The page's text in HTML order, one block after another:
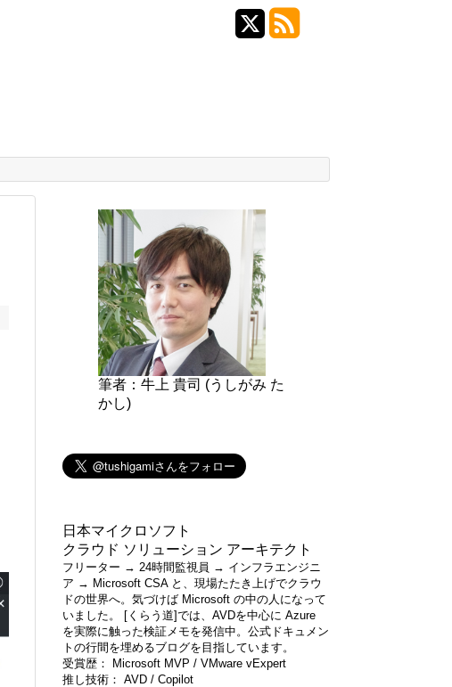
筆者：牛上 貴司 (うしがみ た
かし)
日本マイクロソフト
クラウド ソリューション アーキテクト
フリーター → 24時間監視員 → インフラエンジニ
ア → Microsoft CSA と、現場たたき上げでクラウ
ドの世界へ。気づけば Microsoft の中の人になって
いました。 [くらう道]では、AVDを中心に Azure
を実際に触った検証メモを発信中。公式ドキュメン
トの行間を埋めるブログを目指しています。
受賞歴： Microsoft MVP / VMware vExpert
推し技術： AVD / Copilot